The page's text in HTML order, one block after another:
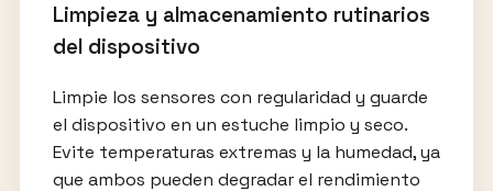
Limpieza y almacenamiento rutinarios
del dispositivo
Limpie los sensores con regularidad y guarde
el dispositivo en un estuche limpio y seco.
Evite temperaturas extremas y la humedad, ya
que ambos pueden degradar el rendimiento